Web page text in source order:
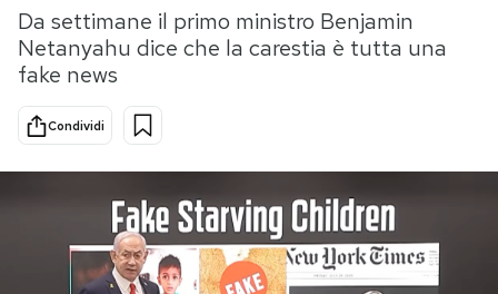
Tecnologia
Internet
Scienza
Cultura
Economia
Sport
Storie/Idee
Ok Boomer!
Mondiali calcio 2026
PODCAST
Da settimane il primo ministro Benjamin
Netanyahu dice che la carestia è tutta una
fake news
Condividi